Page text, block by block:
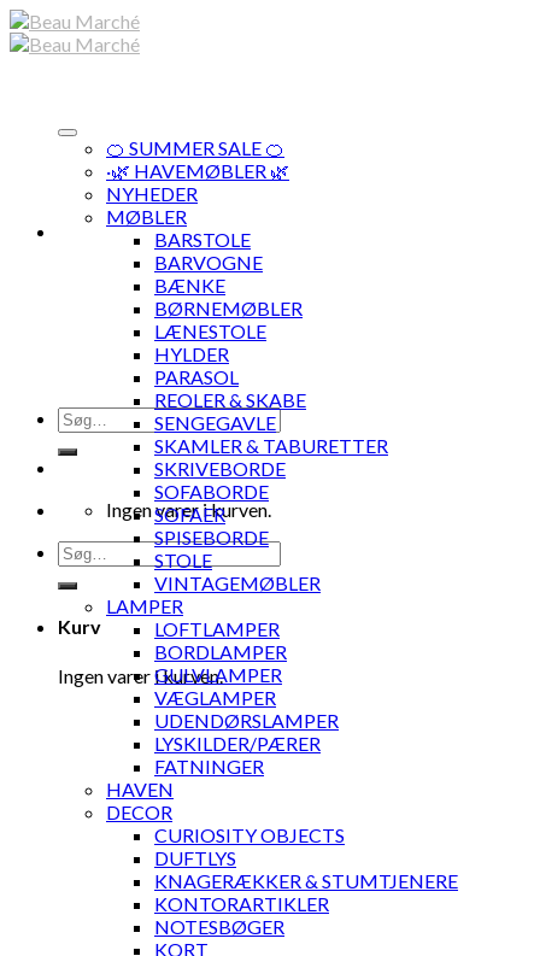
Skip
to
Søg
efter:
Ingen varer i kurven.
Søg
efter:
Kurv
Ingen varer i kurven.
🍊 SUMMER SALE 🍊
·🌿 HAVEMØBLER 🌿
NYHEDER
MØBLER
BARSTOLE
BARVOGNE
BÆNKE
BØRNEMØBLER
LÆNESTOLE
HYLDER
PARASOL
REOLER & SKABE
SENGEGAVLE
SKAMLER & TABURETTER
SKRIVEBORDE
SOFABORDE
SOFAER
SPISEBORDE
STOLE
VINTAGEMØBLER
LAMPER
LOFTLAMPER
BORDLAMPER
GULVLAMPER
VÆGLAMPER
UDENDØRSLAMPER
LYSKILDER/PÆRER
FATNINGER
HAVEN
DECOR
CURIOSITY OBJECTS
DUFTLYS
KNAGERÆKKER & STUMTJENERE
KONTORARTIKLER
NOTESBØGER
KORT